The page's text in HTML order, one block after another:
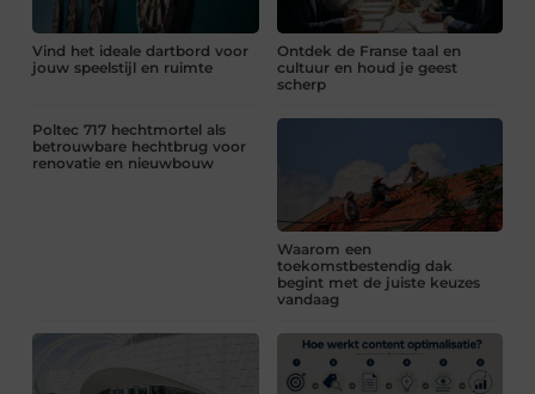
Vind het ideale dartbord voor
jouw speelstijl en ruimte
Ontdek de Franse taal en
cultuur en houd je geest
scherp
Poltec 717 hechtmortel als
betrouwbare hechtbrug voor
renovatie en nieuwbouw
Waarom een
toekomstbestendig dak
begint met de juiste keuzes
vandaag